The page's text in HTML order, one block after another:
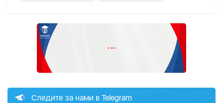
Следите за нами в Telegram